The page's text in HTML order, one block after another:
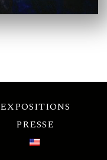
EXPOSITIONS
PRESSE